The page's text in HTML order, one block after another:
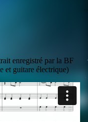
enregistré par la BF
et guitare électrique)